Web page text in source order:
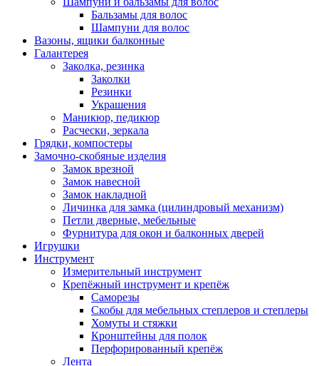
Бальзамы для волос
Шампуни для волос
Вазоны, ящики балконные
Галантерея
Заколка, резинка
Заколки
Резинки
Украшения
Маникюр, педикюр
Расчески, зеркала
Грядки, компостеры
Замочно-скобяные изделия
Замок врезной
Замок навесной
Замок накладной
Личинка для замка (цилиндровый механизм)
Петли дверные, мебельные
Фурнитура для окон и балконных дверей
Игрушки
Инструмент
Измерительный инструмент
Крепёжный инструмент и крепёж
Саморезы
Скобы для мебельных степлеров и степлеры
Хомуты и стяжки
Кронштейны для полок
Перфорированный крепёж
Лента